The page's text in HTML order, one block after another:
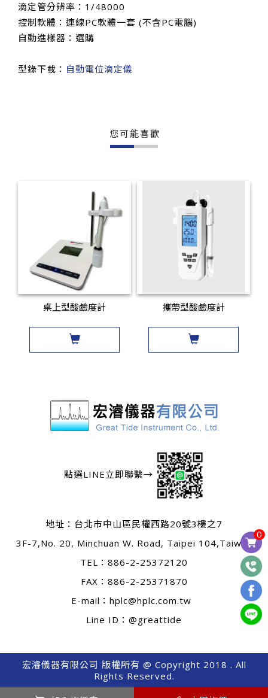
0
滴定管分辨率：1/48000
控制軟體：連線PC軟體一套 (不含PC電腦)
自動進樣器：選購
型錄下載： 自動電位滴定儀
您可能喜歡
桌上型酸鹼度計 攜帶型酸鹼度計
點選LINE立即聯繫→
地址： 台北市中山區民權西路20號3樓之7
3F-7,No. 20, Minchuan W. Road, Taipei 104,Taiwan
TEL： 886-2-25372120
FAX：886-2-25371870
E-mail： hplc@hplc.com.tw
Line ID：@greattide
宏濬儀器有限公司 版權所有 @ Copyright 2018 . All
Rights Reserved.